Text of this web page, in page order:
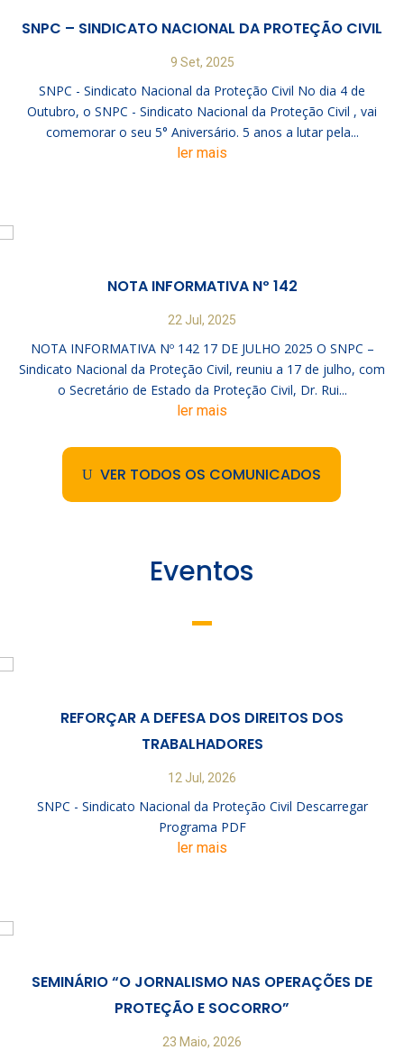
SNPC – SINDICATO NACIONAL DA PROTEÇÃO CIVIL
9 Set, 2025
SNPC - Sindicato Nacional da Proteção Civil No dia 4 de
Outubro, o SNPC - Sindicato Nacional da Proteção Civil , vai
comemorar o seu 5° Aniversário. 5 anos a lutar pela...
ler mais
NOTA INFORMATIVA Nº 142
22 Jul, 2025
NOTA INFORMATIVA Nº 142 17 DE JULHO 2025 O SNPC –
Sindicato Nacional da Proteção Civil, reuniu a 17 de julho, com
o Secretário de Estado da Proteção Civil, Dr. Rui...
ler mais
VER TODOS OS COMUNICADOS
Eventos
REFORÇAR A DEFESA DOS DIREITOS DOS
TRABALHADORES
12 Jul, 2026
SNPC - Sindicato Nacional da Proteção Civil Descarregar
Programa PDF
ler mais
SEMINÁRIO “O JORNALISMO NAS OPERAÇÕES DE
PROTEÇÃO E SOCORRO”
23 Maio, 2026